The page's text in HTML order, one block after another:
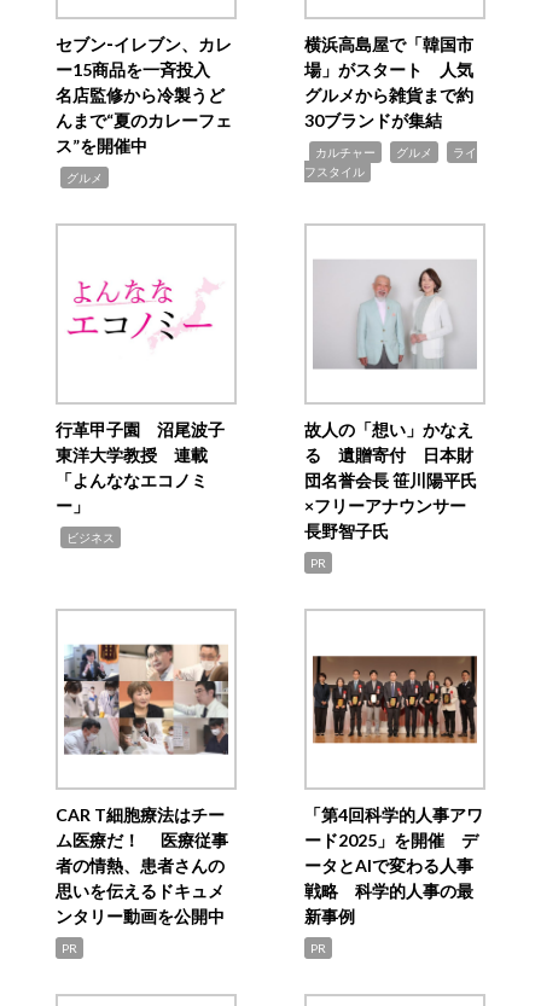
セブン‐イレブン、カレ
ー15商品を一斉投入
名店監修から冷製うど
んまで“夏のカレーフェ
ス”を開催中
グルメ
横浜高島屋で「韓国市
場」がスタート 人気
グルメから雑貨まで約
30ブランドが集結
カルチャー グルメ
ライ
フスタイル
行革甲子園 沼尾波子
東洋大学教授 連載
「よんななエコノミ
ー」
ビジネス
故人の「想い」かなえ
る 遺贈寄付 日本財
団名誉会長 笹川陽平氏
×フリーアナウンサー
長野智子氏
PR
CAR T細胞療法はチー
ム医療だ！ 医療従事
者の情熱、患者さんの
思いを伝えるドキュメ
ンタリー動画を公開中
PR
「第4回科学的人事アワ
ード2025」を開催 デ
ータとAIで変わる人事
戦略 科学的人事の最
新事例
PR